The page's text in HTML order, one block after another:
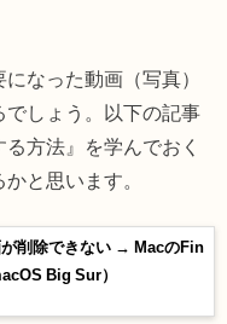
なった動画（写真）
でしょう。以下の記事
方法』を学んでおく
と思います。
削除できない → MacのFin
Big Sur）